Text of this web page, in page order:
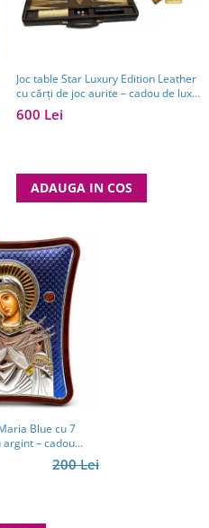
Joc table Star Luxury Edition Leather
cu cărți de joc aurite – cadou de lux
pentru bărbați
600 Lei
ADAUGA IN COS
Blue cu 7
argint – cadou
- Made in
cm
200 Lei